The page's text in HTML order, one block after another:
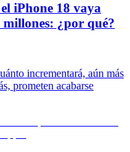
iPhone 18 vaya
millones: ¿por qué?
incrementará, aún más
prometen acabarse